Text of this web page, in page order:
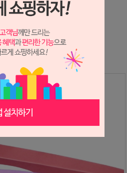
해주세요 ※
라 가격이 달라질 수 있으니
주문 바랍니다.